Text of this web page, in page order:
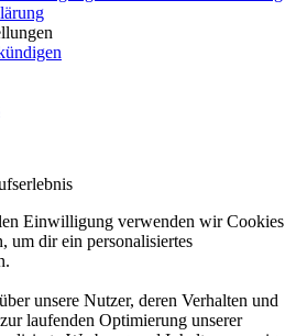
Einwilligung verwenden wir Cookies
um dir ein personalisiertes
unsere Nutzer, deren Verhalten und
laufenden Optimierung unserer